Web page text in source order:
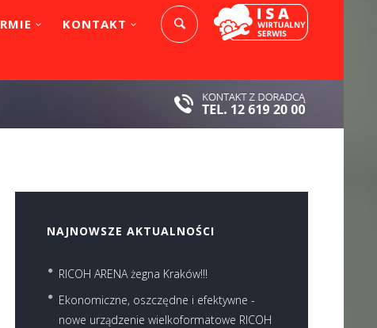
KONTAKT
NAJNOWSZE AKTUALNOŚCI
RICOH ARENA żegna Kraków!!!
Ekonomiczne, oszczędne i efektywne -
nowe urządzenie wielkoformatowe RICOH